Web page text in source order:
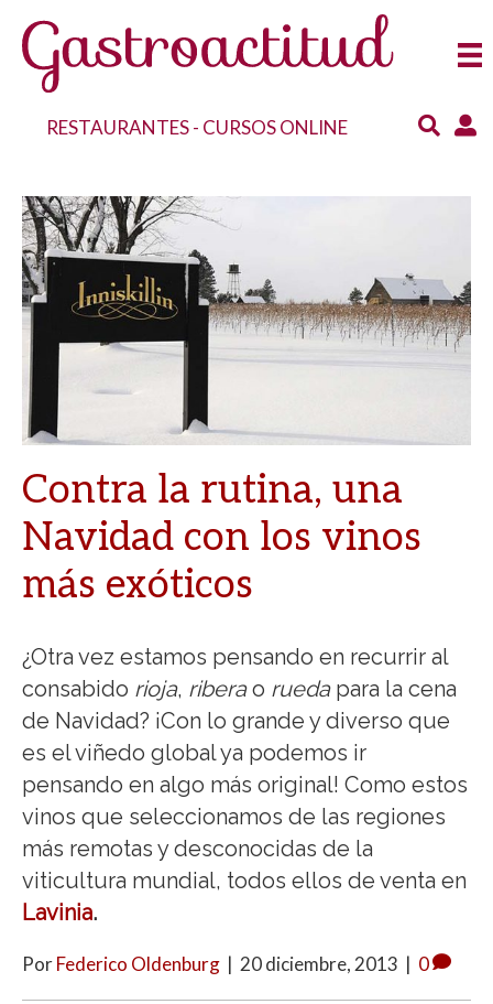
RESTAURANTES- CURSOS ONLINE
Contra la rutina, una
Navidad con los vinos
más exóticos
¿Otra vez estamos pensando en recurrir al
consabido rioja, riberao ruedapara la cena
de Navidad? ¡Con lo grande y diverso que
es el viñedo global ya podemos ir
pensando en algo más original! Como estos
vinos que seleccionamos de las regiones
más remotas y desconocidas de la
viticultura mundial, todos ellos de venta en
Lavinia.
PorFederico Oldenburg | 20 diciembre, 2013 | 0